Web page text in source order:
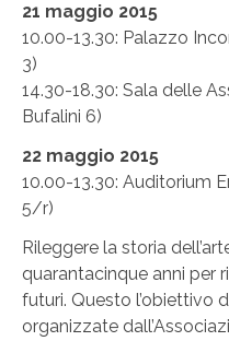
21 maggio 2015
10.00-13.30: Palazzo
3)
14.30-18.30: Sala delle
Bufalini 6)
22 maggio 2015
10.00-13.30: Auditorium
5/r)
Rileggere la storia
quarantacinque anni per
futuri. Questo l’obiettivo
organizzate